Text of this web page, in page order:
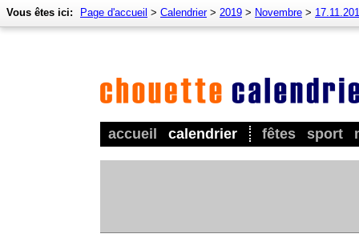
accueil calendrier fêtes sport
Vous êtes ici: Page d'accueil > Calendrier> 2019 > Novembre >